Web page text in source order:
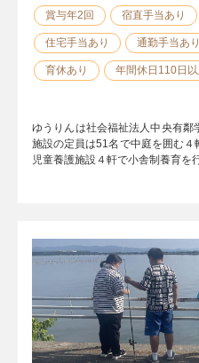
賞与年2回 宿直手当あり
住宅手当あり 通勤手当あり
育休あり 年間休日110日
ゆうりんは社会福祉法人中央有鄰
施設の定員は51名で中庭を囲む
児童養護施設４軒で小舎制養育を